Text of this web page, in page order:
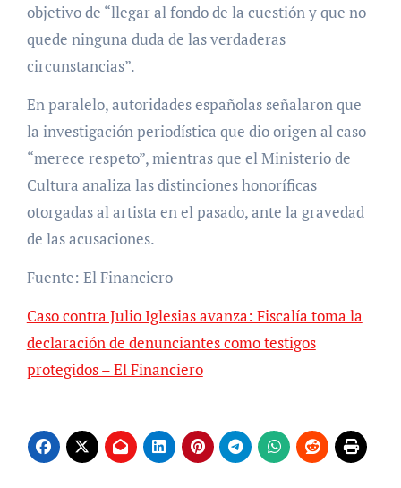
objetivo de “llegar al fondo de la cuestión y que no
quede ninguna duda de las verdaderas
circunstancias”.
En paralelo, autoridades españolas señalaron que
la investigación periodística que dio origen al caso
“merece respeto”, mientras que el Ministerio de
Cultura analiza las distinciones honoríficas
otorgadas al artista en el pasado, ante la gravedad
de las acusaciones.
Fuente: El Financiero
Caso contra Julio Iglesias avanza: Fiscalía toma la
declaración de denunciantes como testigos
protegidos – El Financiero